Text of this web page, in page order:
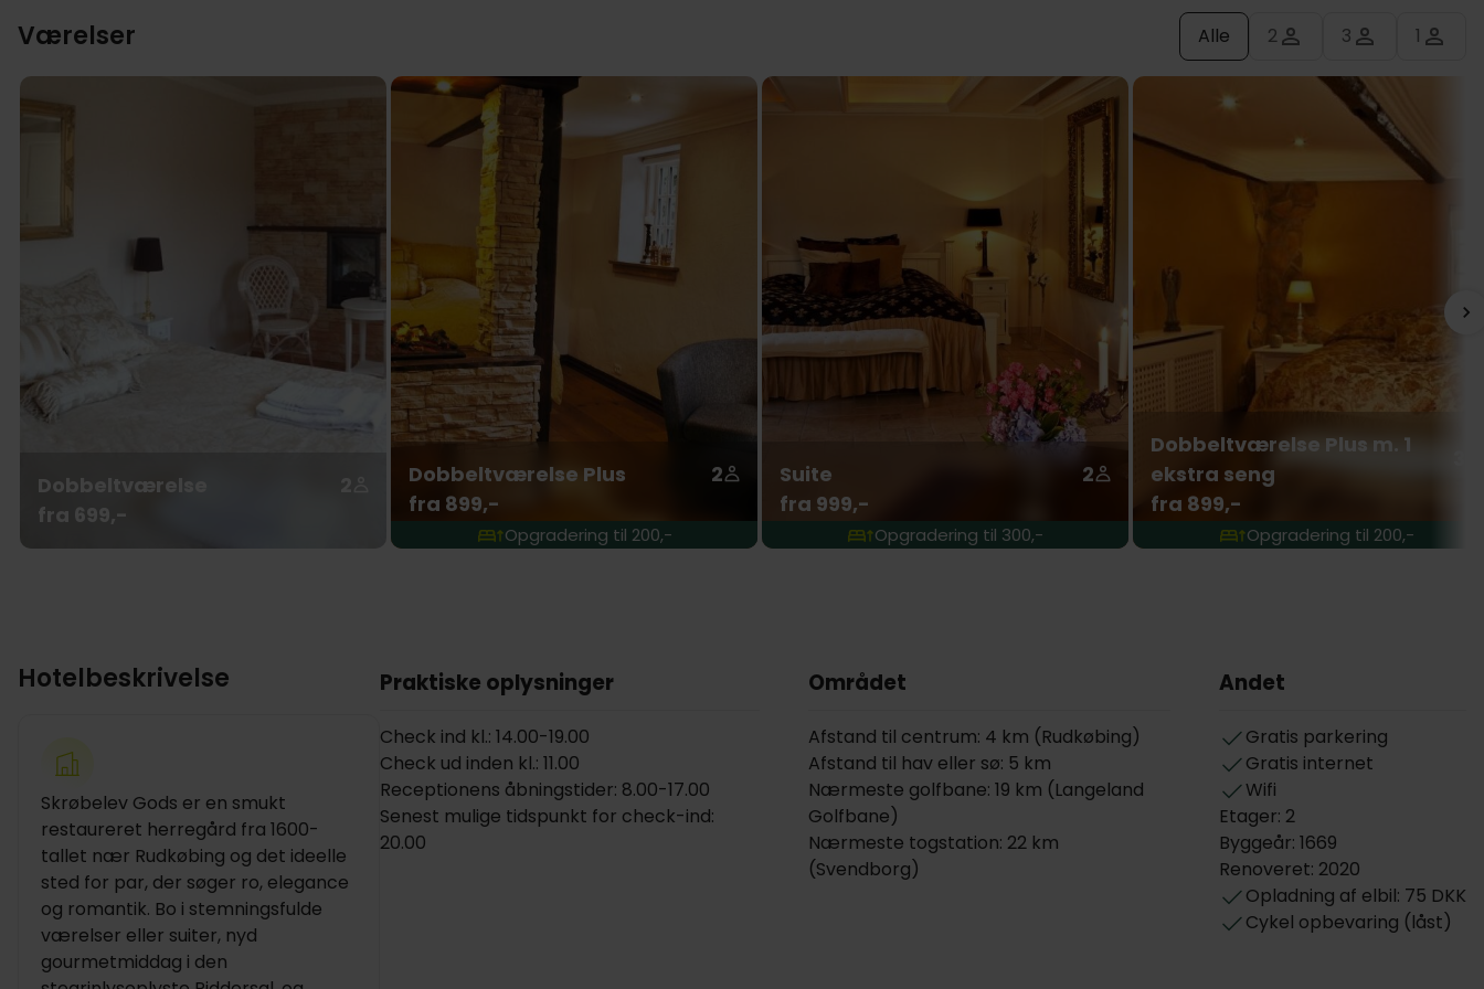
Værelser Alle 2 3 1
Dobbeltværelse
fra 699,-
Dobbeltværelse Plus
2
fra 899,-
Opgradering til 200,-
Suite
2
fra 999,-
Opgradering til 300,-
Dobbeltværelse Plus m. 1
ekstra seng
fra 899,-
Opgradering til 200,-
Hotelbeskrivelse
Skrøbelev Gods er en smukt
restaureret herregård fra 1600-
tallet nær Rudkøbing og det ideelle
sted for par, der søger ro, elegance
og romantik. Bo i stemningsfulde
værelser eller suiter, nyd
gourmetmiddag i den
Praktiske oplysninger
Check ind kl.: 14.00-19.00
Check ud inden kl.: 11.00
Receptionens åbningstider: 8.00-17.00
Senest mulige tidspunkt for check-ind:
20.00
Området
Afstand til centrum: 4 km (Rudkøbing)
Afstand til hav eller sø: 5 km
Nærmeste golfbane: 19 km (Langeland
Golfbane)
Nærmeste togstation: 22 km
(Svendborg)
Andet
Gratis parkering
Gratis internet
Wifi
Etager: 2
Byggeår: 1669
Renoveret: 2020
Opladning af elbil: 75 DKK
Cykel opbevaring (låst)